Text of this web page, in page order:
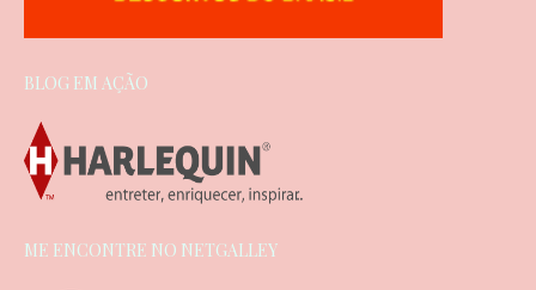
BLOG EM AÇÃO
ME ENCONTRE NO NETGALLEY